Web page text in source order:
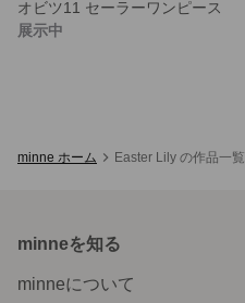
オビツ11 セーラーワンピース
展示中
minne ホーム Easter Lily の作品一覧
minneを知る
minneについて